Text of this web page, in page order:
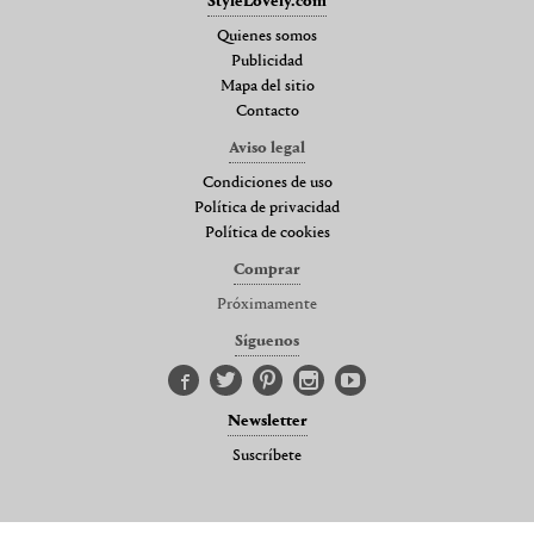
Quienes somos
Publicidad
Mapa del sitio
Contacto
Aviso legal
Condiciones de uso
Política de privacidad
Política de cookies
Comprar
Próximamente
Síguenos
Newsletter
Suscríbete